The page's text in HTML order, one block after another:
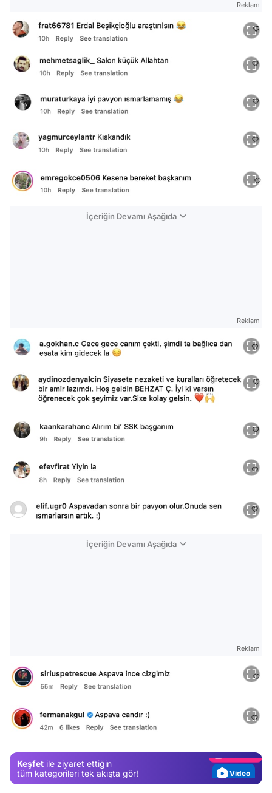
Reklam
İçeriğin Devamı Aşağıda
Reklam
İçeriğin Devamı Aşağıda
Reklam
Keşfet ile ziyaret ettiğin
tüm kategorileri tek akışta gör!
Test
Video